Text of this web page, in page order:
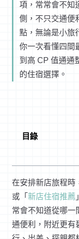
項，常常會不知
側，不只交通便
點，無論是小旅
你一次看懂四間
到高 CP 值通通
的住宿選擇。
目錄
在安排新店旅程時
或「 新店住宿推薦
常會不知道從哪一
通便利，附近更有